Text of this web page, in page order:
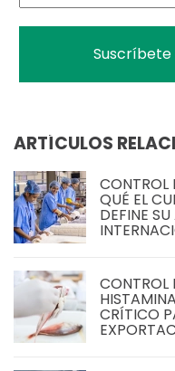
ARTÍCULOS
CONTROL
QUÉ EL
DEFINE
CONTROL
CRÍTICO